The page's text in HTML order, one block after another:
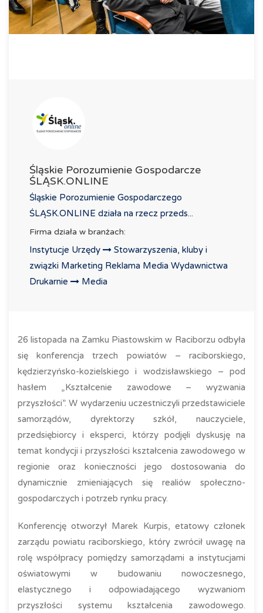
Śląskie Porozumienie Gospodarcze
ŚLĄSK.ONLINE
Śląskie Porozumienie Gospodarczego
ŚLĄSK.ONLINE działa na rzecz przeds...
Firma działa w branżach:
Instytucje Urzędy
Stowarzyszenia, kluby i
związki Marketing Reklama Media Wydawnictwa
Drukarnie
Media
26 listopada na Zamku Piastowskim w Raciborzu odbyła
się konferencja trzech powiatów – raciborskiego,
kędzierzyńsko-kozielskiego i wodzisławskiego – pod
hasłem „Kształcenie zawodowe – wyzwania
przyszłości”. W wydarzeniu uczestniczyli przedstawiciele
samorządów, dyrektorzy szkół, nauczyciele,
przedsiębiorcy i eksperci, którzy podjęli dyskusję na
temat kondycji i przyszłości kształcenia zawodowego w
regionie oraz konieczności jego dostosowania do
dynamicznie zmieniających się realiów społeczno-
gospodarczych i potrzeb rynku pracy.
Konferencję otworzył Marek Kurpis, etatowy członek
zarządu powiatu raciborskiego, który zwrócił uwagę na
rolę współpracy pomiędzy samorządami a instytucjami
oświatowymi w budowaniu nowoczesnego,
elastycznego i odpowiadającego wyzwaniom
przyszłości systemu kształcenia zawodowego.